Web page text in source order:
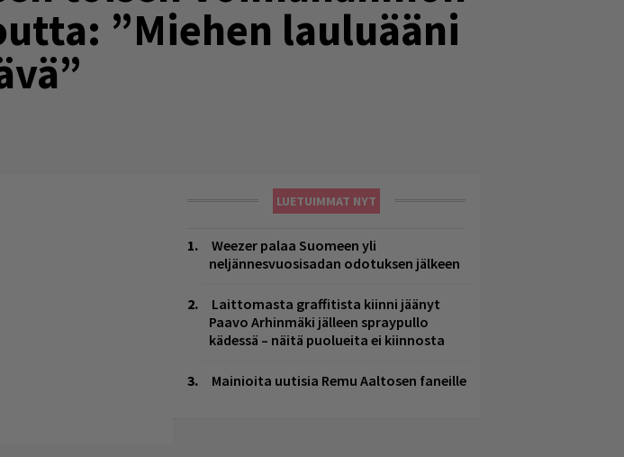
”Miehen lauluääni
LUETUIMMAT NYT
Weezer palaa Suomeen yli
neljännesvuosisadan odotuksen jälkeen
Laittomasta graffitista kiinni jäänyt
Paavo Arhinmäki jälleen spraypullo
kädessä – näitä puolueita ei kiinnosta
Mainioita uutisia Remu Aaltosen faneille